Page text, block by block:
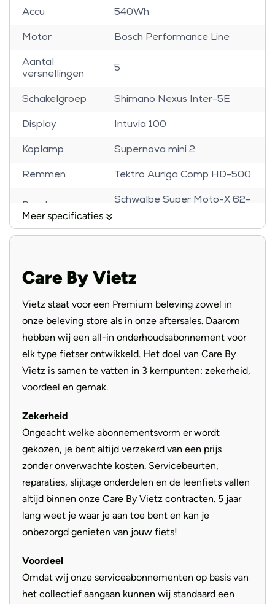
Accu 540Wh
Motor Bosch Performance Line
Aantal
versnellingen
5
Schakelgroep Shimano Nexus Inter-5E
Display Intuvia 100
Koplamp Supernova mini 2
Remmen Tektro Auriga Comp HD-500
Banden
Schwalbe Super Moto-X 62-
Voorvork SR Suntour Mobie 34
Selle Royal Essenza
Moderate
Aandrijving Riem
Meer specificaties
Care By Vietz
Vietz staat voor een Premium beleving zowel in
onze beleving store als in onze aftersales. Daarom
hebben wij een all-in onderhoudsabonnement voor
elk type fietser ontwikkeld. Het doel van Care By
Vietz is samen te vatten in 3 kernpunten: zekerheid,
voordeel en gemak.
Zekerheid
Ongeacht welke abonnementsvorm er wordt
gekozen, je bent altijd verzekerd van een prijs
zonder onverwachte kosten. Servicebeurten,
reparaties, slijtage onderdelen en de leenfiets vallen
altijd binnen onze Care By Vietz contracten. 5 jaar
lang weet je waar je aan toe bent en kan je
onbezorgd genieten van jouw fiets!
Voordeel
Omdat wij onze serviceabonnementen op basis van
het collectief aangaan kunnen wij standaard een